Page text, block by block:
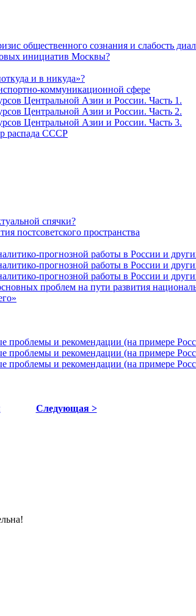
общественного сознания и слабость
инициатив Москвы?
и в никуда»?
коммуникационной сфере
Центральной Азии и России. Часть 1.
Центральной Азии и России. Часть 2.
Центральной Азии и России. Часть 3.
распада СССР
спячки?
постсоветского пространства
прогнозной работы в России и
прогнозной работы в России и
прогнозной работы в России и
проблем на пути развития
проблемы и рекомендации (на примере
проблемы и рекомендации (на примере
проблемы и рекомендации (на примере
Следующая >